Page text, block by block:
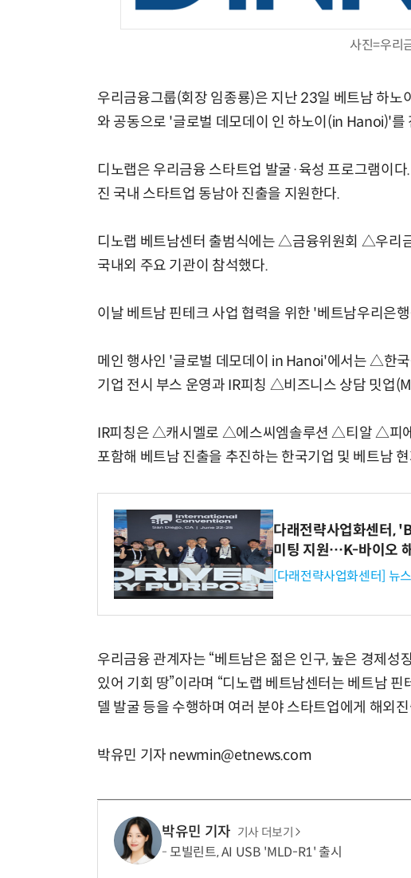
사진=우리
우리금융그룹(회장 임종룡)은 지난 23일 베트남 하노
와 공동으로 '글로벌 데모데이 인 하노이(in Hanoi)'를
디노랩은 우리금융 스타트업 발굴·육성 프로그램이
진 국내 스타트업 동남아 진출을 지원한다.
디노랩 베트남센터 출범식에는 △금융위원회 △우
국내외 주요 기관이 참석했다.
이날 베트남 핀테크 사업 협력을 위한 '베트남우리은
메인 행사인 '글로벌 데모데이 in Hanoi'에서는 △한
기업 전시 부스 운영과 IR피칭 △비즈니스 상담 밋업
IR피칭은 △캐시멜로 △에스씨엠솔루션 △티알 △피
포함해 베트남 진출을 추진하는 한국기업 및 베트남
다래전략사업화센터,
미팅 지원…K-바이오
[다래전략사업화센터] 뉴
우리금융 관계자는 “베트남은 젊은 인구, 높은 경제성
있어 기회 땅”이라며 “디노랩 베트남센터는 베트남
델 발굴 등을 수행하며 여러 분야 스타트업에게 해외
박유민 기자 newmin@etnews.com
박유민 기자 기사 더보기
모빌린트, AI USB 'MLD-R1' 출시